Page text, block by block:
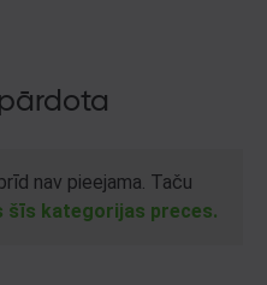
nav pieejama. Taču
šīs kategorijas preces.